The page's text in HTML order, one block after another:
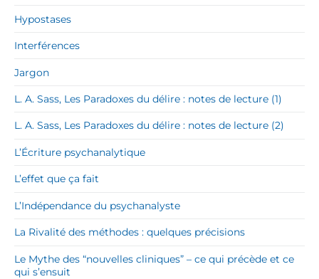
Hypostases
Interférences
Jargon
L. A. Sass, Les Paradoxes du délire : notes de lecture (1)
L. A. Sass, Les Paradoxes du délire : notes de lecture (2)
L’Écriture psychanalytique
L’effet que ça fait
L’Indépendance du psychanalyste
La Rivalité des méthodes : quelques précisions
Le Mythe des “nouvelles cliniques” – ce qui précède et ce
qui s’ensuit